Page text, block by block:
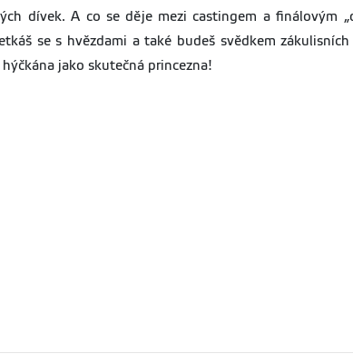
dívek. A co se děje mezi castingem a finálovým
se s hvězdami a také budeš svědkem
jako skutečná princezna!